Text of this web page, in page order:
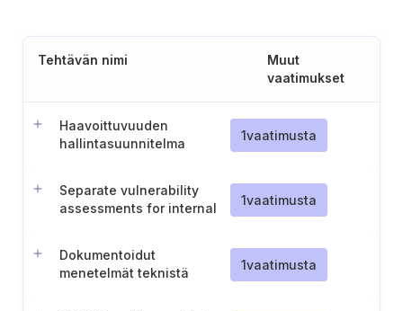
Tehtävän nimi
Muut
vaatimukset
Haavoittuvuuden
hallintasuunnitelma
1vaatimusta
Separate vulnerability
assessments for internal
1vaatimusta
Dokumentoidut
menetelmät teknistä
1vaatimusta